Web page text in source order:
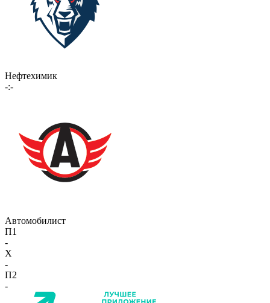
Нефтехимик
-:-
Автомобилист
П1
-
X
-
П2
-